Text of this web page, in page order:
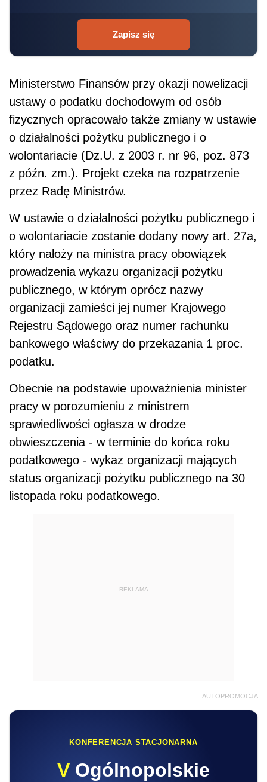
Zapisz się
Ministerstwo Finansów przy okazji nowelizacji
ustawy o podatku dochodowym od osób
fizycznych opracowało także zmiany w ustawie
o działalności pożytku publicznego i o
wolontariacie (Dz.U. z 2003 r. nr 96, poz. 873
z późn. zm.). Projekt czeka na rozpatrzenie
przez Radę Ministrów.
W ustawie o działalności pożytku publicznego i
o wolontariacie zostanie dodany nowy art. 27a,
który nałoży na ministra pracy obowiązek
prowadzenia wykazu organizacji pożytku
publicznego, w którym oprócz nazwy
organizacji zamieści jej numer Krajowego
Rejestru Sądowego oraz numer rachunku
bankowego właściwy do przekazania 1 proc.
podatku.
Obecnie na podstawie upoważnienia minister
pracy w porozumieniu z ministrem
sprawiedliwości ogłasza w drodze
obwieszczenia - w terminie do końca roku
podatkowego - wykaz organizacji mających
status organizacji pożytku publicznego na 30
listopada roku podatkowego.
REKLAMA
AUTOPROMOCJA
KONFERENCJA STACJONARNA
V Ogólnopolskie